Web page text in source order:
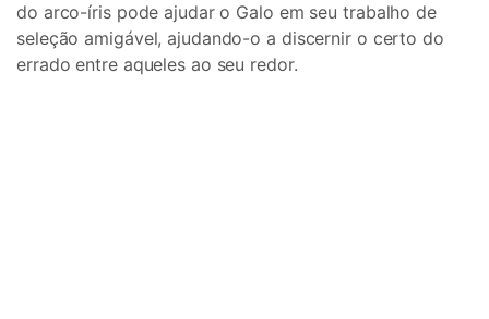
do arco-íris pode ajudar o Galo em seu trabalho de
seleção amigável, ajudando-o a discernir o certo do
errado entre aqueles ao seu redor.